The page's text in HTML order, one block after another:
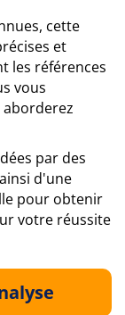
cette
et
les références
vous
aborderez
par des
d'une
pour obtenir
votre réussite